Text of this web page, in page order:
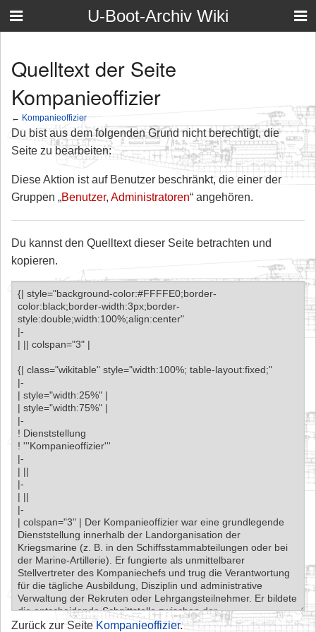
U-Boot-Archiv Wiki
Quelltext der Seite
Kompanieoffizier
← Kompanieoffizier
Du bist aus dem folgenden Grund nicht berechtigt, die
Seite zu bearbeiten:
Diese Aktion ist auf Benutzer beschränkt, die einer der
Gruppen „Benutzer, Administratoren“ angehören.
Du kannst den Quelltext dieser Seite betrachten und
kopieren.
Zurück zur Seite Kompanieoffizier.